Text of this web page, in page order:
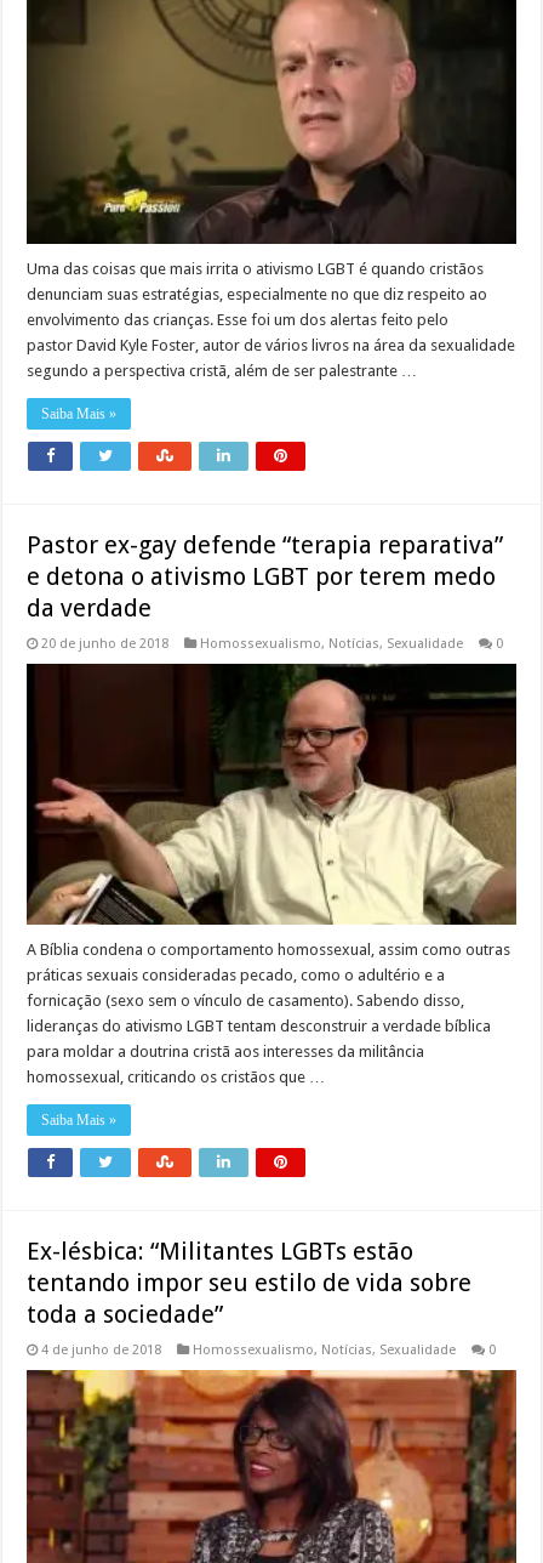
Uma das coisas que mais irrita o ativismo LGBT é quando cristãos
denunciam suas estratégias, especialmente no que diz respeito ao
envolvimento das crianças. Esse foi um dos alertas feito pelo
pastor David Kyle Foster, autor de vários livros na área da sexualidade
segundo a perspectiva cristã, além de ser palestrante …
Saiba Mais »
Pastor ex-gay defende “terapia reparativa”
e detona o ativismo LGBT por terem medo
da verdade
20 de junho de 2018 Homossexualismo, Notícias, Sexualidade 0
A Bíblia condena o comportamento homossexual, assim como outras
práticas sexuais consideradas pecado, como o adultério e a
fornicação (sexo sem o vínculo de casamento). Sabendo disso,
lideranças do ativismo LGBT tentam desconstruir a verdade bíblica
para moldar a doutrina cristã aos interesses da militância
homossexual, criticando os cristãos que …
Saiba Mais »
Ex-lésbica: “Militantes LGBTs estão
tentando impor seu estilo de vida sobre
toda a sociedade”
4 de junho de 2018 Homossexualismo, Notícias, Sexualidade 0